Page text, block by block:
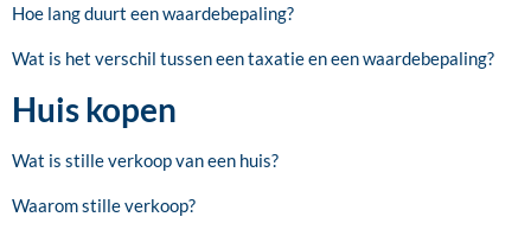
Hoe lang duurt een waardebepaling?
Wat is het verschil tussen een taxatie en een waardebepaling?
Huis kopen
Wat is stille verkoop van een huis?
Waarom stille verkoop?